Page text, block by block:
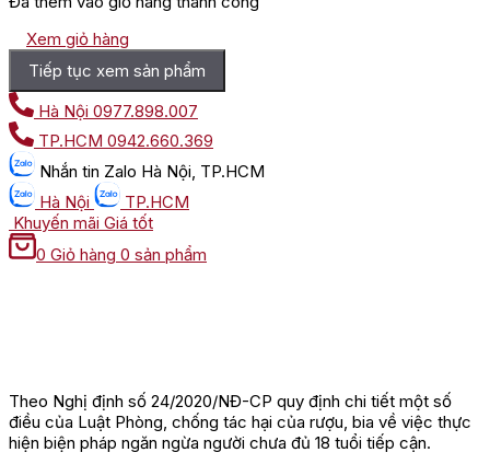
Xem giỏ hàng
Tiếp tục xem sản phẩm
Hà Nội 0977.898.007
TP.HCM 0942.660.369
Nhắn tin Zalo Hà Nội, TP.HCM
Hà Nội
TP.HCM
Khuyến mãi Giá tốt
0 Giỏ hàng 0 sản phẩm
Theo Nghị định số 24/2020/NĐ-CP quy định chi tiết một số
điều của Luật Phòng, chống tác hại của rượu, bia về việc thực
hiện biện pháp ngăn ngừa người chưa đủ 18 tuổi tiếp cận.